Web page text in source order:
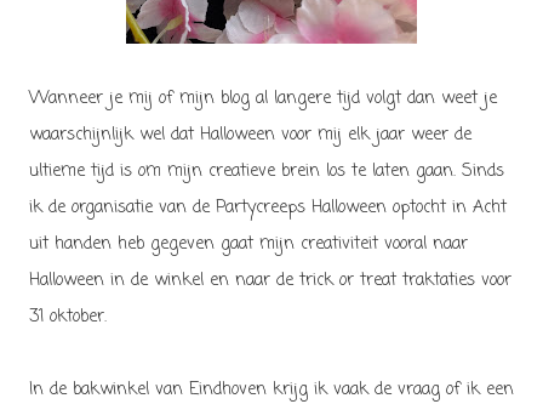
Wanneer je mij of mijn blog al langere tijd volgt dan weet je
waarschijnlijk wel dat Halloween voor mij elk jaar weer de
ultieme tijd is om mijn creatieve brein los te laten gaan. Sinds
ik de organisatie van de Partycreeps Halloween optocht in Acht
uit handen heb gegeven gaat mijn creativiteit vooral naar
Halloween in de winkel en naar de trick or treat traktaties voor
31 oktober.
In de bakwinkel van Eindhoven krijg ik vaak de vraag of ik een